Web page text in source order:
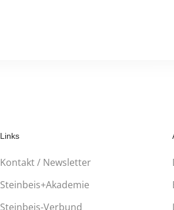
Links
Kontakt / Newsletter
Steinbeis+Akademie
Steinbeis-Verbund